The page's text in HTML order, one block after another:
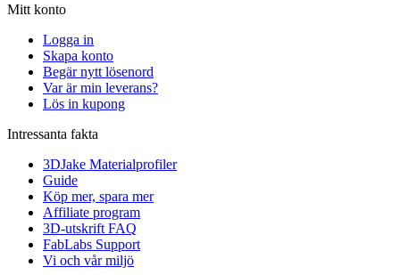
Mitt konto
Logga in
Skapa konto
Begär nytt lösenord
Var är min leverans?
Lös in kupong
Intressanta fakta
3DJake Materialprofiler
Guide
Köp mer, spara mer
Affiliate program
3D-utskrift FAQ
FabLabs Support
Vi och vår miljö